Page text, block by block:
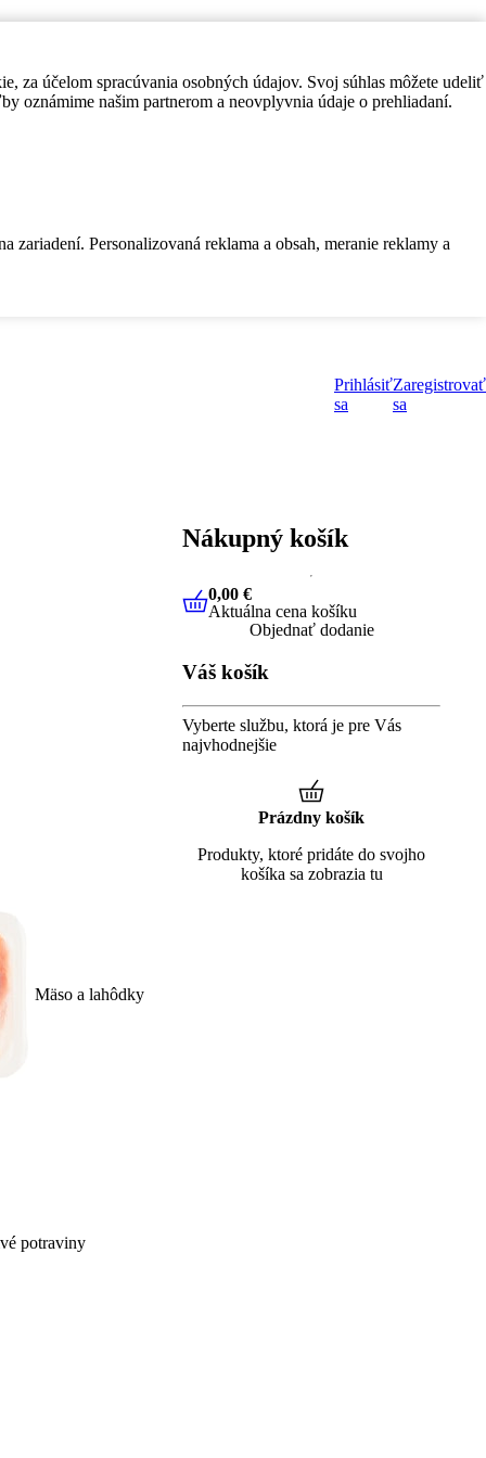
za účelom spracúvania osobných údajov. Svoj súhlas môžete udeliť
oznámime našim partnerom a neovplyvnia údaje o prehliadaní.
Personalizovaná reklama a obsah, meranie reklamy a
Prihlásiť
sa
Zaregistrovať
sa
Mäso a lahôdky
potraviny
Nákupný košík
0,00 €Aktuálna cena košíku
0,00 €
Aktuálna cena košíku
Objednať dodanie
Váš košík
Vyberte službu, ktorá je pre Vás
najvhodnejšie
Prázdny košík
Produkty, ktoré pridáte do svojho
košíka sa zobrazia tu